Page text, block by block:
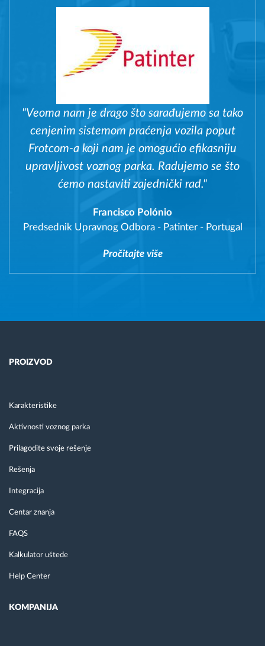
"Veoma nam je drago što sarađujemo sa tako
cenjenim sistemom praćenja vozila poput
Frotcom-a koji nam je omogućio efikasniju
upravljivost voznog parka. Radujemo se što
ćemo nastaviti zajednički rad."
Francisco Polónio
Predsednik Upravnog Odbora - Patinter - Portugal
Pročitajte više
PROIZVOD
Karakteristike
Aktivnosti voznog parka
Prilagodite svoje rešenje
Rešenja
Integracija
Centar znanja
FAQS
Kalkulator uštede
Help Center
KOMPANIJA